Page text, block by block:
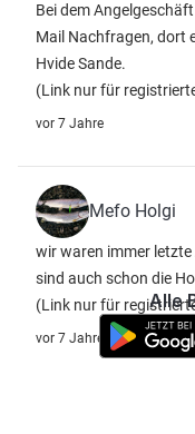
Bei dem
Mail Nachfragen, dort
Hvide Sande.
(Link nur für
vor 7 Jahre
Mefo Holgi
wir waren immer
sind auch schon die
(Link nur für
vor 7 Jahre
Alle